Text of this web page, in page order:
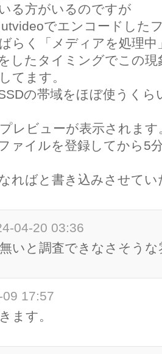
る方がいるのですが
でエンコードした
らく「メディアを処理
したタイミングでこの
てます。
の帯域をほぼ使うく
レビューが表示されます
ァイルを登録してから5
ればと書き込みさせて
04-20 03:36
いと調査できなさそう
17:57
ます。